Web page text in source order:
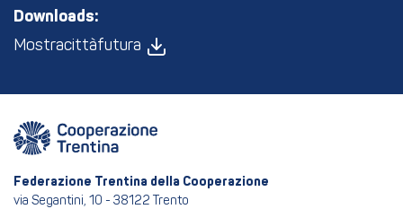
Downloads:
Mostracittàfutura
Federazione Trentina della Cooperazione
via Segantini, 10 - 38122 Trento